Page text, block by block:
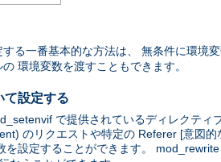
る一番基本的な方法は、 無条件に環境
環境変数を渡すこともできます。
て設定する
で提供されているディレクテ
のリクエストや特定の Referer [意図的
を設定することができます。